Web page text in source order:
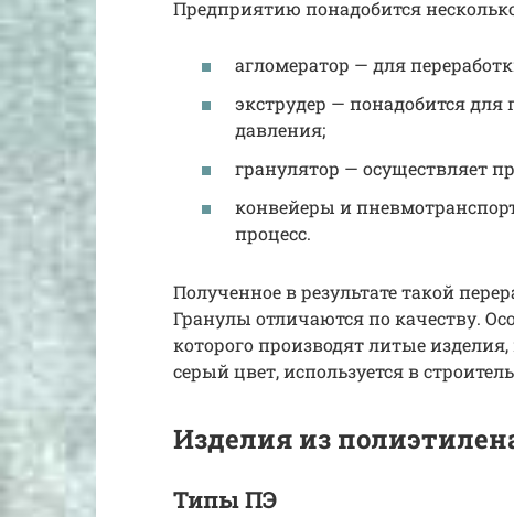
Предприятию понадобится
агломератор — для
экструдер — понадобится
давления;
гранулятор — осуществляет
конвейеры и
процесс.
Полученное в результате такой
Гранулы отличаются по качеству.
которого производят литые
серый цвет, используется в
Изделия из
Типы ПЭ